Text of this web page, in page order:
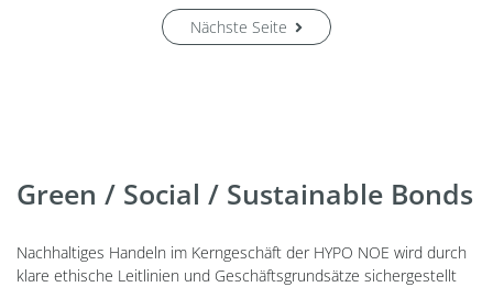
Nächste Seite
Green / Social / Sustainable Bonds
Nachhaltiges Handeln im Kerngeschäft der HYPO NOE wird durch
klare ethische Leitlinien und Geschäftsgrundsätze sichergestellt